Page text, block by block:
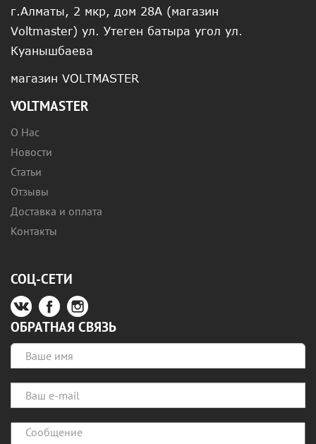
г.Алматы, 2 мкр, дом 28А (магазин
Voltmaster) ул. Утеген батыра угол ул.
Куанышбаева
магазин VOLTMASTER
VOLTMASTER
О Нас
Новости
Статьи
Отзывы
Доставка и оплата
Контакты
СОЦ-СЕТИ
ОБРАТНАЯ СВЯЗЬ